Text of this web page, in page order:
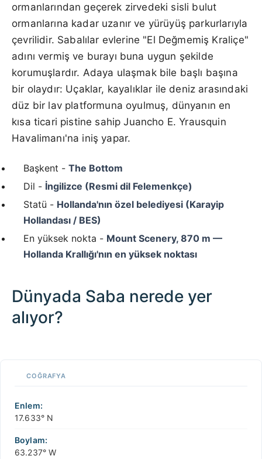
ormanlarından geçerek zirvedeki sisli bulut
ormanlarına kadar uzanır ve yürüyüş parkurlarıyla
çevrilidir. Sabalılar evlerine "El Değmemiş Kraliçe"
adını vermiş ve burayı buna uygun şekilde
korumuşlardır. Adaya ulaşmak bile başlı başına
bir olaydır: Uçaklar, kayalıklar ile deniz arasındaki
düz bir lav platformuna oyulmuş, dünyanın en
kısa ticari pistine sahip Juancho E. Yrausquin
Havalimanı'na iniş yapar.
Başkent - The Bottom
Dil - İngilizce (Resmi dil Felemenkçe)
Statü - Hollanda'nın özel belediyesi (Karayip
Hollandası / BES)
En yüksek nokta - Mount Scenery, 870 m —
Hollanda Krallığı'nın en yüksek noktası
Dünyada Saba nerede yer
alıyor?
−
COĞRAFYA
Enlem:
17.633° N
Boylam:
63.237° W